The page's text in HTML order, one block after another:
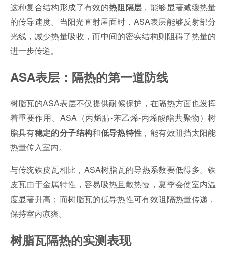
这种复合结构形成了有效的热阻隔层 ，能够显著减缓热量
的传导速度。当阳光直射屋面时，ASA表层能够反射部分
光线，减少热量吸收，而中间的密实结构则阻碍了热量的
进一步传递。
ASA表层：隔热的第一道防线
树脂瓦的ASA表层不仅提供耐候保护，在隔热方面也发挥
着重要作用。ASA（丙烯腈-苯乙烯-丙烯酸酯共聚物）树
脂具有稳定的分子结构和低导热特性 ，能有效阻挡太阳能
热量传入室内。
与传统铁皮瓦相比，ASA树脂瓦的导热系数要低得多。铁
皮瓦由于金属特性，容易吸热且散热慢，夏季会使室内温
度显著升高；而树脂瓦的低导热性可有效阻隔热量传递，
保持室内凉爽。
树脂瓦隔热的实测表现